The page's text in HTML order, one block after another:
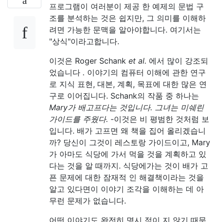
프로그램이 여러분이 제공 한 예제의 문법 구
조를 분석하는 것은 쉽지만, 그 의미를 이해하
려면 가능한 문맥을 알아야합니다. 여기서는
"상식"이라고합니다.
이것은 Roger Schank et al. 에서 많이 강조되
었습니다 . 이야기의 컴퓨터 이해에 관한 연구
로 지식 표현, 대본, 계획, 목표에 대한 많은 연
구로 이어집니다. Schank의 작품 중 하나는
Mary가 배고프다는 것입니다. 그녀는 미쉐린
가이드를 주웠다. -이것은 비 평범한 것처럼 보
입니다. 배가 고프면 왜 책을 집어 올리겠습니
까? 당신이 그것이 레스토랑 가이드이고, Mary
가 아마도 식당에 가서 먹을 것을 계획하고 있
다는 것을 알 때까지. 식당에가는 것이 배가 고
픈 문제에 대한 잠재적 인 해결책이라는 것을
알고 있다면이 이야기 조각을 이해하는 데 아
무런 문제가 없습니다.
어떤 이야기도 완전히 명시 적이 지 않기 때문